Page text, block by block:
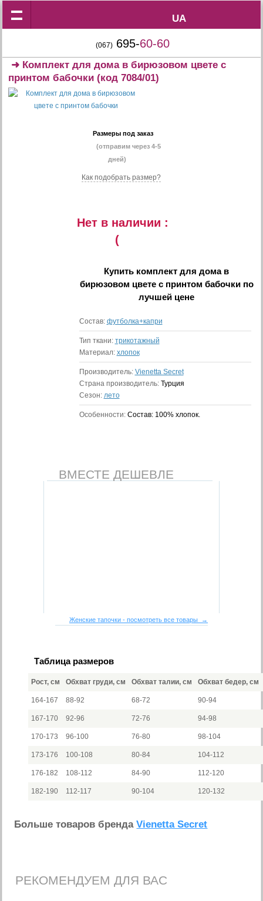
UA
UA
(067) 695-60-60
➜ Комплект для дома в бирюзовом цвете с
принтом бабочки (код 7084/01)
Размеры под заказ
(отправим через 4-5
дней)
Как подобрать размер?
Нет в наличии :
(
Купить комплект для дома в
бирюзовом цвете с принтом бабочкипо
лучшей цене
Состав: футболка+капри
Тип ткани: трикотажный
Материал: хлопок
Производитель: Vienetta Secret
Страна производитель: Турция
Сезон: лето
Особенности: Состав: 100% хлопок.
ВМЕСТЕ ДЕШЕВЛЕ
Женские тапочки - посмотреть все товары →
Таблица размеров
Рост, см Обхват груди, см Обхват талии, см Обхват бедер, см
164-167 88-92 68-72 90-94
167-170 92-96 72-76 94-98
170-173 96-100 76-80 98-104
173-176 100-108 80-84 104-112
176-182 108-112 84-90 112-120
182-190 112-117 90-104 120-132
Больше товаров брендаVienetta Secret
РЕКОМЕНДУЕМ ДЛЯ ВАС